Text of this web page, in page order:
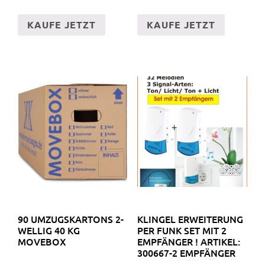
KAUFE JETZT KAUFE JETZT
90 UMZUGSKARTONS 2-
WELLIG 40 KG
MOVEBOX
KLINGEL ERWEITERUNG
PER FUNK SET MIT 2
EMPFÄNGER ! ARTIKEL:
300667-2 EMPFÄNGER